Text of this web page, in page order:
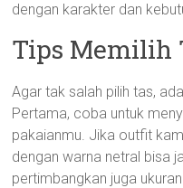
dengan karakter dan
Tips Memilih
Agar tak salah pilih tas,
Pertama, coba untuk
pakaianmu. Jika outfit
dengan warna netral bisa
pertimbangkan juga